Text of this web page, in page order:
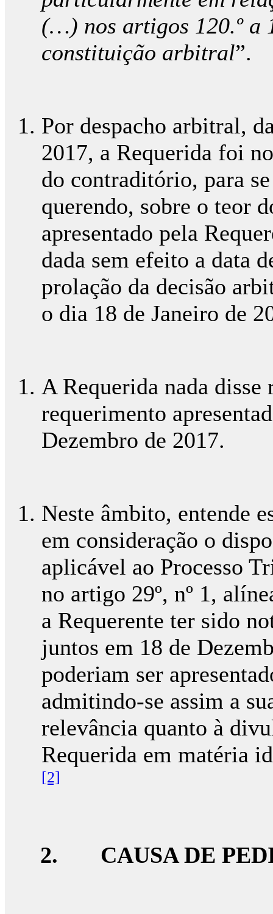
(…) nos artigos 120.º a
constituição arbitral”.
Por despacho arbitral,
2017, a Requerida foi
do contraditório, para
querendo, sobre o teor
apresentado pela
dada sem efeito a data
prolação da decisão
o dia 18 de Janeiro de
A Requerida nada
requerimento
Dezembro de 2017.
Neste âmbito, entende
em consideração o
aplicável ao Processo
no artigo 29º, nº 1,
a Requerente ter sido
juntos em 18 de
poderiam ser
admitindo-se assim a
relevância quanto à
Requerida em matéria
[2]
2. CAUSA DE